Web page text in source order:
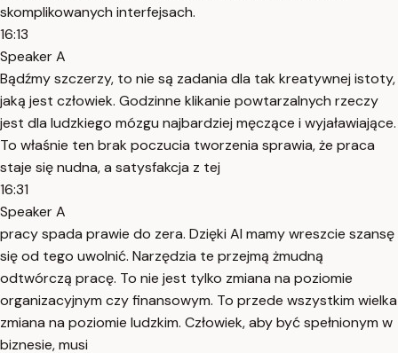
skomplikowanych interfejsach.
16:13
Speaker A
Bądźmy szczerzy, to nie są zadania dla tak kreatywnej istoty,
jaką jest człowiek. Godzinne klikanie powtarzalnych rzeczy
jest dla ludzkiego mózgu najbardziej męczące i wyjaławiające.
To właśnie ten brak poczucia tworzenia sprawia, że praca
staje się nudna, a satysfakcja z tej
16:31
Speaker A
pracy spada prawie do zera. Dzięki AI mamy wreszcie szansę
się od tego uwolnić. Narzędzia te przejmą żmudną
odtwórczą pracę. To nie jest tylko zmiana na poziomie
organizacyjnym czy finansowym. To przede wszystkim wielka
zmiana na poziomie ludzkim. Człowiek, aby być spełnionym w
biznesie, musi